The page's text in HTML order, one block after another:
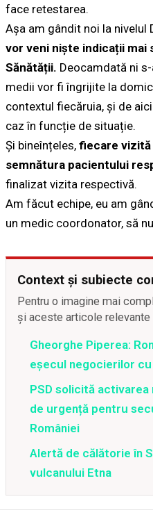
face retestarea.
Așa am gândit noi la nivelul
vor veni niște indicații
Sănătății. Deocamdată ni
medii vor fi îngrijite la
contextul fiecăruia, și de
caz în funcție de situație.
Și bineînțeles, fiecare vizită
semnătura pacientului
finalizat vizita respectivă.
Am făcut echipe, eu am
un medic coordonator, să
Context și subiecte
Pentru o imagine mai
și aceste articole
Gheorghe Piperea:
eșecul negocierilor
PSD solicită
de urgență pentru
României
Alertă de călătorie în
vulcanului Etna